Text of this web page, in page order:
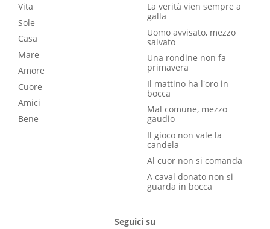
Vita
Sole
Casa
Mare
Amore
Cuore
Amici
Bene
La verità vien sempre a
galla
Uomo avvisato, mezzo
salvato
Una rondine non fa
primavera
Il mattino ha l'oro in
bocca
Mal comune, mezzo
gaudio
Il gioco non vale la
candela
Al cuor non si comanda
A caval donato non si
guarda in bocca
Seguici su